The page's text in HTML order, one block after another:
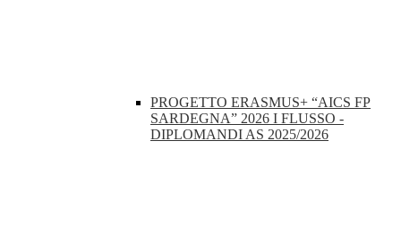
PROGETTO ERASMUS+ “AICS FP
SARDEGNA” 2026 I FLUSSO -
DIPLOMANDI AS 2025/2026